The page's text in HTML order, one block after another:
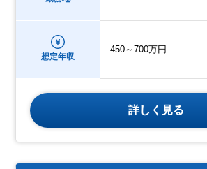
想定年収
450～700万円
詳しく見る